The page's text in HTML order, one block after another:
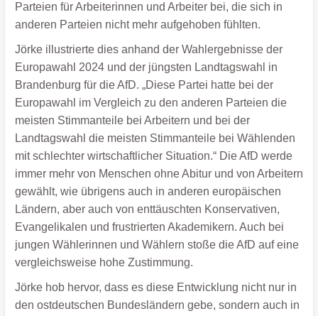
Parteien für Arbeiterinnen und Arbeiter bei, die sich in
anderen Parteien nicht mehr aufgehoben fühlten.
Jörke illustrierte dies anhand der Wahlergebnisse der
Europawahl 2024 und der jüngsten Landtagswahl in
Brandenburg für die AfD. „Diese Partei hatte bei der
Europawahl im Vergleich zu den anderen Parteien die
meisten Stimmanteile bei Arbeitern und bei der
Landtagswahl die meisten Stimmanteile bei Wählenden
mit schlechter wirtschaftlicher Situation.“ Die AfD werde
immer mehr von Menschen ohne Abitur und von Arbeitern
gewählt, wie übrigens auch in anderen europäischen
Ländern, aber auch von enttäuschten Konservativen,
Evangelikalen und frustrierten Akademikern. Auch bei
jungen Wählerinnen und Wählern stoße die AfD auf eine
vergleichsweise hohe Zustimmung.
Jörke hob hervor, dass es diese Entwicklung nicht nur in
den ostdeutschen Bundesländern gebe, sondern auch in